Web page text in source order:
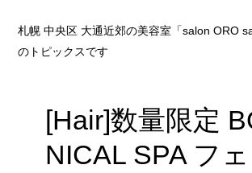
札幌 中央区 大通近郊の美容室「salon ORO
のトピックスです
[Hair]数量限定
NICAL SPA フ